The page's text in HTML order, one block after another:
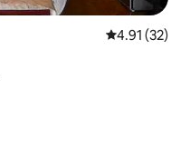
レビュー32
4.91 (32)